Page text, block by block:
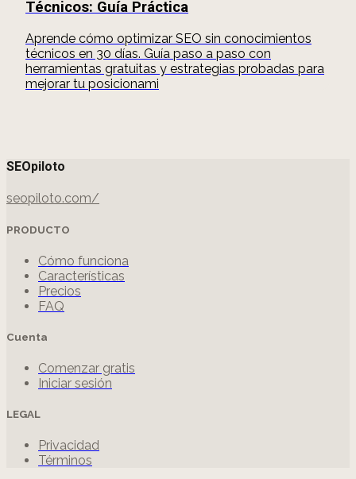
Técnicos: Guía Práctica
Aprende cómo optimizar SEO sin conocimientos
técnicos en 30 días. Guía paso a paso con
herramientas gratuitas y estrategias probadas para
mejorar tu posicionami
SEOpiloto
seopiloto.com/
PRODUCTO
Cómo funciona
Características
Precios
FAQ
Cuenta
Comenzar gratis
Iniciar sesión
LEGAL
Privacidad
Términos